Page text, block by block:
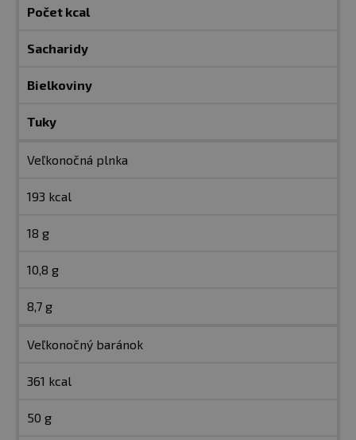
Počet kcal
Sacharidy
Bielkoviny
Tuky
Veľkonočná plnka
193 kcal
18 g
10,8 g
8,7 g
Veľkonočný baránok
361 kcal
50 g